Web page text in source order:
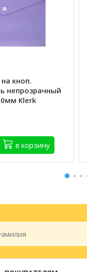
кноп.
непрозрачный
Klerk
в корзину